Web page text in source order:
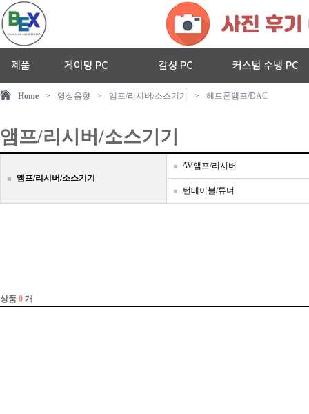
Home > 영상음향 > 앰프/리시버/소스기기 > 헤드폰앰프/DAC
앰프/리시버/소스기기
앰프/리시버/소스기기
AV앰프/리시버
턴테이블/튜너